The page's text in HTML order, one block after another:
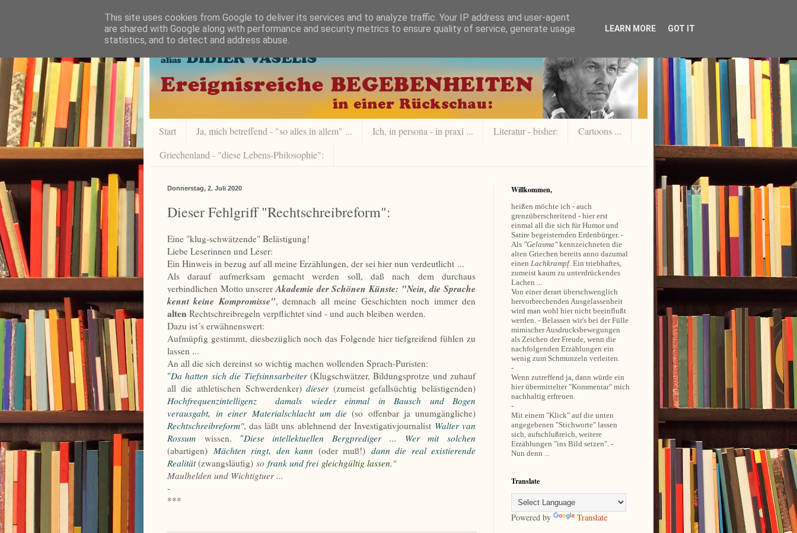
Start Ja, mich betreffend - "so alles in allem" ... Ich, in persona - in praxi ... Literatur - bisher:
Cartoons ...
Griechenland - "diese Lebens-Philosophie":
Donnerstag, 2. Juli 2020
Dieser Fehlgriff "Rechtschreibreform":
Eine "klug-schwätzende" Belästigung!
Liebe Leserinnen und Leser:
Ein Hinweis in bezug auf all meine Erzählungen, der sei hier nun verdeutlicht ...
Als darauf aufmerksam gemacht werden soll, daß nach dem durchaus
verbindlichen Motto unserer Akademie der Schönen Künste: "Nein, die Sprache
kennt keine Kompromisse", demnach all meine Geschichten noch immer den
alten Rechtschreibregeln verpflichtet sind - und auch bleiben werden.
Dazu ist´s erwähnenswert:
Aufmüpfig gestimmt, diesbezüglich noch das Folgende hier tiefgreifend fühlen zu
lassen ...
An all die sich dereinst so wichtig machen wollenden Sprach-Puristen:
"Da hatten sich die Tiefsinnsarbeiter (Klugschwätzer, Bildungsprotze und zuhauf
all die athletischen Schwerdenker)dieser(zumeist gefallsüchtig belästigenden)
Hochfrequenzintelligenz
damals
wieder einmal in Bausch und Bogen
verausgabt, in einer Materialschlacht um die(so offenbar ja unumgängliche)
Rechtschreibreform", das läßt uns ablehnend der Investigativjournalist Walter van
Rossum wissen. "Diese intellektuellen Bergprediger ... Wer mit solchen
(abartigen) Mächten ringt, den kann (oder muß!) dann die real existierende
Realität(zwangsläufig) so frank und frei gleichgültig lassen. "
Maulhelden und Wichtigtuer ...
-
***
Willkommen,
heißen möchte ich - auch
grenzüberschreitend - hier erst
einmal all die sich für Humor und
Satire begeisternden Erdenbürger. -
Als "Gelasma"kennzeichneten die
alten Griechen bereits anno dazumal
einen Lachkrampf. Ein triebhaftes,
zumeist kaum zu unterdrückendes
Lachen ...
Von einer derart überschwenglich
hervorbrechenden Ausgelassenheit
wird man wohl hier nicht beeinflußt
werden. - Belassen wir's bei der Fülle
mimischer Ausdrucksbewegungen
als Zeichen der Freude, wenn die
nachfolgenden Erzählungen ein
wenig zum Schmunzeln verleiten.
-
Wenn zutreffend ja, dann würde ein
hier übermittelter "Kommentar" mich
nachhaltig erfreuen.
-
Mit einem "Klick" auf die unten
angegebenen "Stichworte" lassen
sich, aufschlußreich, weitere
Erzählungen "ins Bild setzen". -
Nun denn ...
Translate
Powered by Translate
This site uses cookies from Google to deliver its services and to analyze traffic. Your IP address and user-agent
are shared with Google along with performance and security metrics to ensure quality of service, generate usage
statistics, and to detect and address abuse.
LEARN MORE GOT IT